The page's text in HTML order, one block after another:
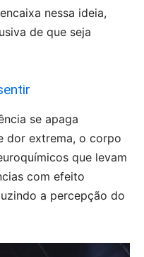
nessa ideia,
de que seja
se apaga
dor extrema, o corpo
que levam
com efeito
a percepção do